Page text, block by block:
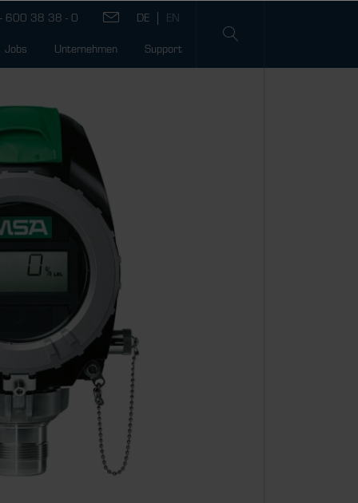
600 38 38 - 0
Jobs Unternehmen Support